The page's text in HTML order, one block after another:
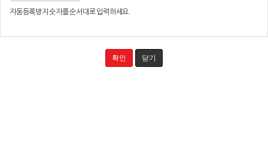
자동등록방지 숫자를 순서대로 입력하세요.
확인 닫기